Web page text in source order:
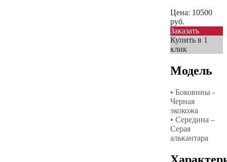
Цена: 10500
руб.
Заказать
Купить в 1
клик
Модель
• Боковины -
Черная
экокожа
• Середина –
Серая
алькантара